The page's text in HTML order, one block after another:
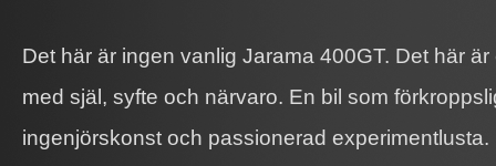
Det här är ingen vanlig Jarama 400GT. Det här
med själ, syfte och närvaro. En bil som
ingenjörskonst och passionerad